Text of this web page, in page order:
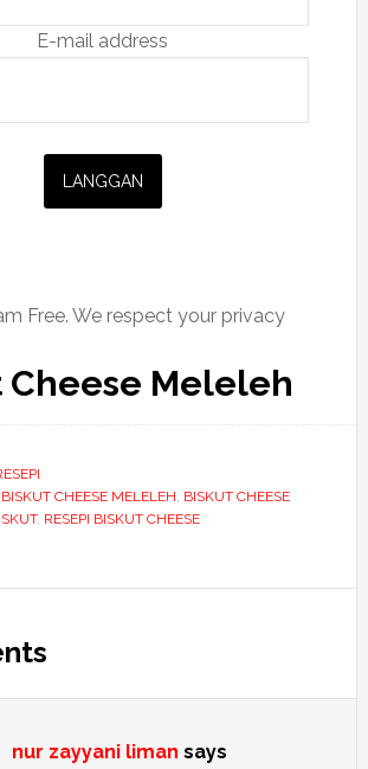
E-mail address
Free. We respect your privacy
Cheese Meleleh
BISKUT CHEESE MELELEH, BISKUT CHEESE
, RESEPI BISKUT CHEESE
nur zayyani liman says